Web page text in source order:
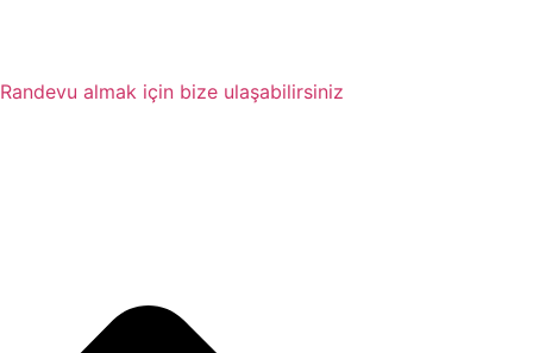
Randevu almak için bize ulaşabilirsiniz